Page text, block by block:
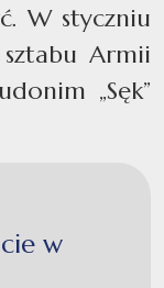
W styczniu
Armii
„Sęk”
w